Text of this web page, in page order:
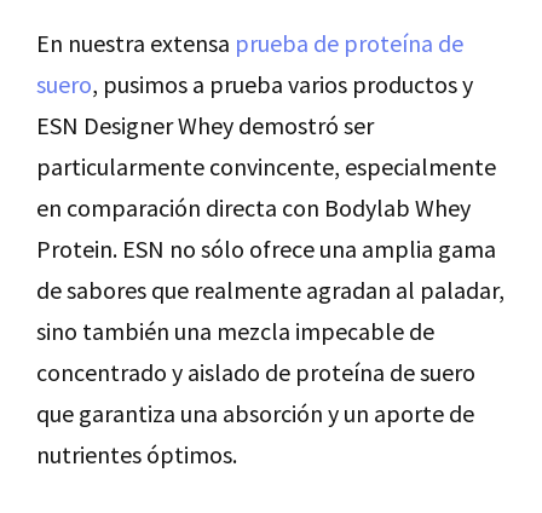
En nuestra extensa prueba de proteína de
suero, pusimos a prueba varios productos y
ESN Designer Whey demostró ser
particularmente convincente, especialmente
en comparación directa con Bodylab Whey
Protein. ESN no sólo ofrece una amplia gama
de sabores que realmente agradan al paladar,
sino también una mezcla impecable de
concentrado y aislado de proteína de suero
que garantiza una absorción y un aporte de
nutrientes óptimos.